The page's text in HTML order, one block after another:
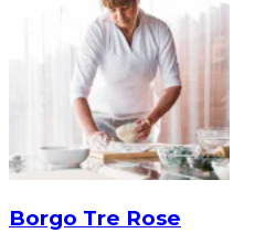
Borgo Tre Rose